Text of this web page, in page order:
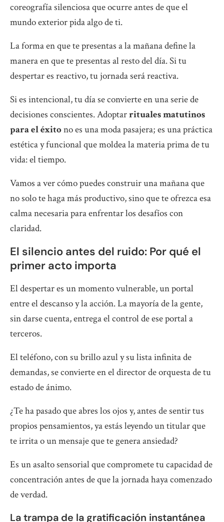
coreografía silenciosa que ocurre antes de que el
mundo exterior pida algo de ti.
La forma en que te presentas a la mañana define la
manera en que te presentas al resto del día. Si tu
despertar es reactivo, tu jornada será reactiva.
Si es intencional, tu día se convierte en una serie de
decisiones conscientes. Adoptarrituales matutinos
para el éxitono es una moda pasajera; es una práctica
estética y funcional que moldea la materia prima de tu
vida: el tiempo.
Vamos a ver cómo puedes construir una mañana que
no solo te haga más productivo, sino que te ofrezca esa
calma necesaria para enfrentar los desafíos con
claridad.
El silencio antes del ruido: Por qué el
primer acto importa
El despertar es un momento vulnerable, un portal
entre el descanso y la acción. La mayoría de la gente,
sin darse cuenta, entrega el control de ese portal a
terceros.
El teléfono, con su brillo azul y su lista infinita de
demandas, se convierte en el director de orquesta de tu
estado de ánimo.
¿Te ha pasado que abres los ojos y, antes de sentir tus
propios pensamientos, ya estás leyendo un titular que
te irrita o un mensaje que te genera ansiedad?
Es un asalto sensorial que compromete tu capacidad de
concentración antes de que la jornada haya comenzado
de verdad.
La trampa de la gratificación instantánea